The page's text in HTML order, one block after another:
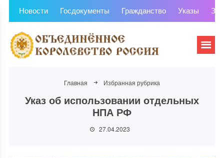
Новости Госдокументы Гражданство Указы
Главная Избранная рубрика
Указ об использовании отдельных
НПА РФ
27.04.2023